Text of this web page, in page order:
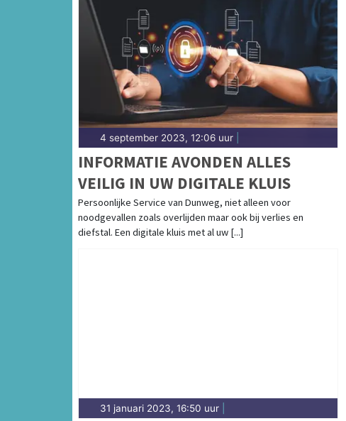
4 september 2023, 12:06 uur
INFORMATIE AVONDEN ALLES
VEILIG IN UW DIGITALE KLUIS
Persoonlijke Service van Dunweg, niet alleen voor
noodgevallen zoals overlijden maar ook bij verlies en
diefstal. Een digitale kluis met al uw [...]
31 januari 2023, 16:50 uur